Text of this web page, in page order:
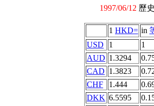
1997/06/12 歷
1 HKD= in
USD
1
1
AUD 1.3294
CAD 1.3823
CHF
1.444
DKK 6.5595